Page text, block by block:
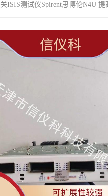
ISIS测试仪Spirent思博伦N4U